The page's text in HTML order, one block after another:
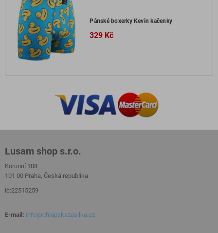
Pánské boxerky Kevin kačenky
329 Kč
Lusam shop s.r.o.
Korunní 108
101 00 Praha, Česká republika
ič:22515259
E-mail: info@chlapskazasilka.cz